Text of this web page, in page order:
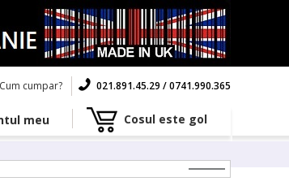
Cum cumpar? 021.891.45.29 / 0741.990.365
meu Cosul este gol